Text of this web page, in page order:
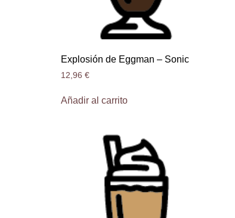
Explosión de Eggman – Sonic
12,96 €
Añadir al carrito